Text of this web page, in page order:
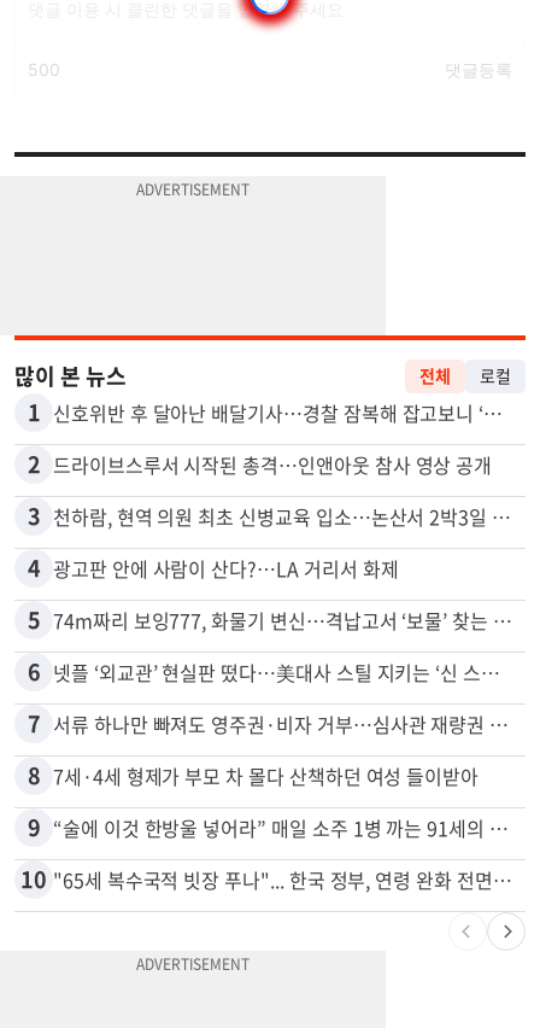
많이 본 뉴스 전체 로컬
1 신호위반 후 달아난 배달기사…경찰 잠복해 잡고보니 ‘반전’
2 드라이브스루서 시작된 총격…인앤아웃 참사 영상 공개
3 천하람, 현역 의원 최초 신병교육 입소…논산서 2박3일 생활
4 광고판 안에 사람이 산다?…LA 거리서 화제
5 74m짜리 보잉777, 화물기 변신…격납고서 ‘보물’ 찾는 인천공항
6 넷플 ‘외교관’ 현실판 떴다…美대사 스틸 지키는 ‘신 스틸러’
7 서류 하나만 빠져도 영주권·비자 거부…심사관 재량권 대폭 확대
8 7세·4세 형제가 부모 차 몰다 산책하던 여성 들이받아
9 “술에 이것 한방울 넣어라” 매일 소주 1병 까는 91세의 철칙
10 "65세 복수국적 빗장 푸나"... 한국 정부, 연령 완화 전면 추진